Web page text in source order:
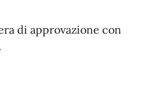
di approvazione con